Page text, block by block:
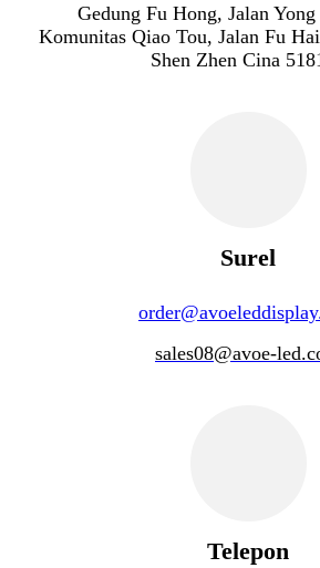
Gedung Fu Hong, Jalan
Komunitas Qiao Tou, Jalan Fu
Shen Zhen Cina
Surel
sales08@avoe-
Telepon